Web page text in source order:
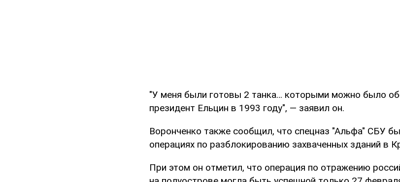
"У меня были готовы 2 танка… которыми можно было
президент Ельцин в 1993 году", — заявил он.
Воронченко также сообщил, что спецназ "Альфа" СБУ
операциях по разблокированию захваченных зданий в
При этом он отметил, что операция по отражению